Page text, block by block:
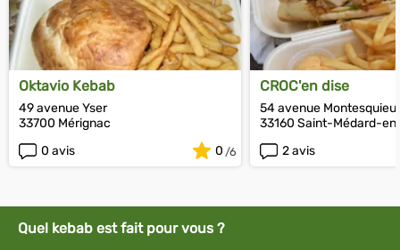
Oktavio Kebab
49 avenue Yser
33700 Mérignac
0 avis
0
CROC'en dise
54 avenue Montesquieu
33160 Saint-Médard-
2 avis
Quel kebab est fait pour vous ?